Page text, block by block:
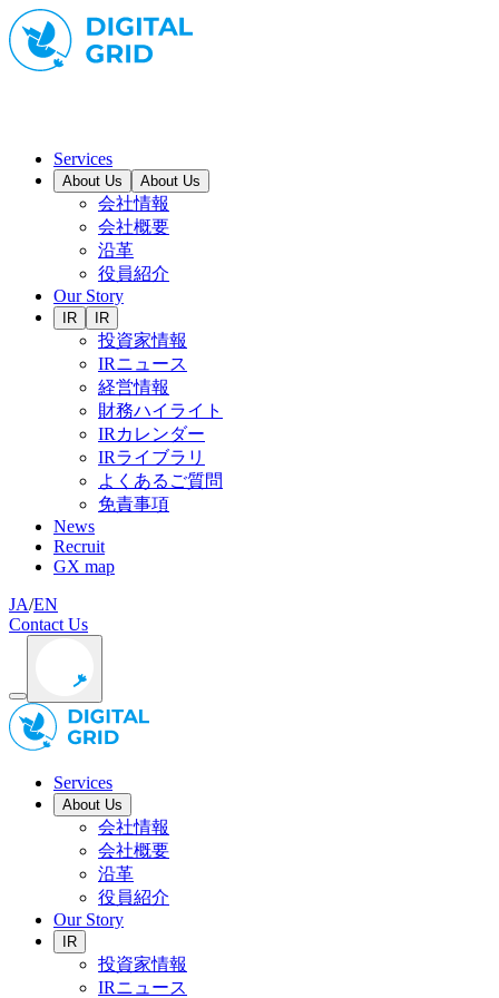
Services
About Us About Us
会社情報
会社概要
沿革
役員紹介
Our Story
IR IR
投資家情報
IRニュース
経営情報
財務ハイライト
IRカレンダー
IRライブラリ
よくあるご質問
免責事項
News
Recruit
GX map
JA/EN
Contact Us
Services
About Us
会社情報
会社概要
沿革
役員紹介
Our Story
IR
投資家情報
IRニュース